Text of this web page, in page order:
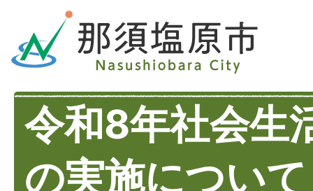
令和8年社会生
の実施について